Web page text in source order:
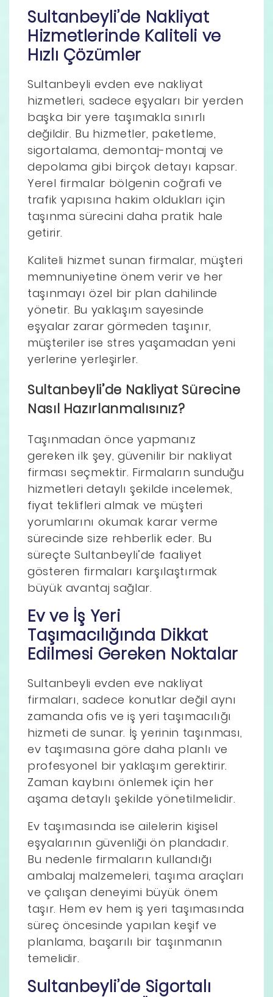
Sultanbeyli’de Nakliyat
Hizmetlerinde Kaliteli ve
Hızlı Çözümler
Sultanbeyli evden eve nakliyat
hizmetleri, sadece eşyaları bir yerden
başka bir yere taşımakla sınırlı
değildir. Bu hizmetler, paketleme,
sigortalama, demontaj-montaj ve
depolama gibi birçok detayı kapsar.
Yerel firmalar bölgenin coğrafi ve
trafik yapısına hakim oldukları için
taşınma sürecini daha pratik hale
getirir.
Kaliteli hizmet sunan firmalar, müşteri
memnuniyetine önem verir ve her
taşınmayı özel bir plan dahilinde
yönetir. Bu yaklaşım sayesinde
eşyalar zarar görmeden taşınır,
müşteriler ise stres yaşamadan yeni
yerlerine yerleşirler.
Sultanbeyli’de Nakliyat Sürecine
Nasıl Hazırlanmalısınız?
Taşınmadan önce yapmanız
gereken ilk şey, güvenilir bir nakliyat
firması seçmektir. Firmaların sunduğu
hizmetleri detaylı şekilde incelemek,
fiyat teklifleri almak ve müşteri
yorumlarını okumak karar verme
sürecinde size rehberlik eder. Bu
süreçte Sultanbeyli’de faaliyet
gösteren firmaları karşılaştırmak
büyük avantaj sağlar.
Ev ve İş Yeri
Taşımacılığında Dikkat
Edilmesi Gereken Noktalar
Sultanbeyli evden eve nakliyat
firmaları, sadece konutlar değil aynı
zamanda ofis ve iş yeri taşımacılığı
hizmeti de sunar. İş yerinin taşınması,
ev taşımasına göre daha planlı ve
profesyonel bir yaklaşım gerektirir.
Zaman kaybını önlemek için her
aşama detaylı şekilde yönetilmelidir.
Ev taşımasında ise ailelerin kişisel
eşyalarının güvenliği ön plandadır.
Bu nedenle firmaların kullandığı
ambalaj malzemeleri, taşıma araçları
ve çalışan deneyimi büyük önem
taşır. Hem ev hem iş yeri taşımasında
süreç öncesinde yapılan keşif ve
planlama, başarılı bir taşınmanın
temelidir.
Sultanbeyli’de Sigortalı